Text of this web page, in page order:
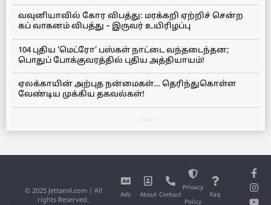
வவுனியாவில் கோர விபத்து: மரக்கறி ஏற்றிச் சென்ற
கப் வாகனம் விபத்து – இருவர் உயிரிழப்பு
104 புதிய ‘மெட்ரோ’ பஸ்கள் நாட்டை வந்தடைந்தன;
பொதுப் போக்குவரத்தில் புதிய அத்தியாயம்!
ஏலக்காயின் அற்புத நன்மைகள்… தெரிந்துகொள்ள
வேண்டிய முக்கிய தகவல்கள்!
Ads About Contact
Privacy
Policy
Faq
© 2025 Jettamil.com | All
rights Reserved.